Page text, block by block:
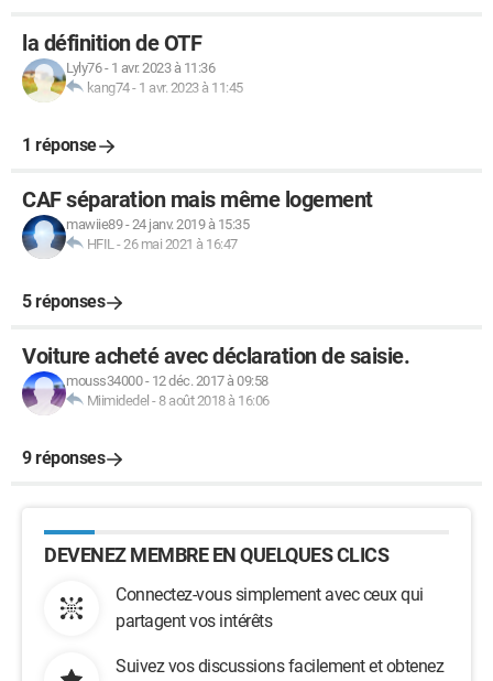
la définition de OTF
Lyly76- 1 avr. 2023 à 11:36
kang74- 1 avr. 2023 à 11:45
1 réponse
CAF séparation mais même logement
mawiie89-24 janv. 2019 à 15:35
HFIL-26 mai 2021 à 16:47
5 réponses
Voiture acheté avec déclaration de saisie.
mouss34000- 12 déc. 2017 à 09:58
Miimidedel - 8 août 2018 à 16:06
9 réponses
DEVENEZ MEMBRE EN QUELQUES CLICS
Connectez-vous simplement avec ceux qui
partagent vos intérêts
Suivez vos discussions facilement et obtenez